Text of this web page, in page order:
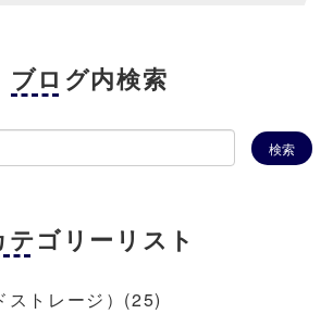
ブログ内検索
テゴリーリスト
ストレージ）(25)